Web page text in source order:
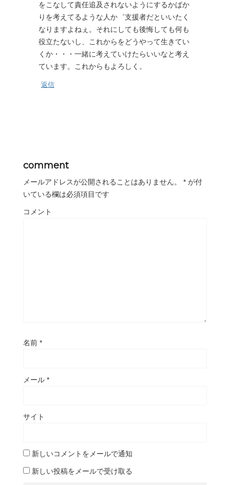
をこなして責任追及されないようにするかばか
りを考えてるような人か゛支援者だといいたく
なりますよねぇ。それにしても後悔しても何も
役立たないし、これからをどうやって生きてい
くか・・・一緒に考えていけたらいいなと考え
ています。これからもよろしく。
返信
comment
メールアドレスが公開されることはありません。 * が付
いている欄は必須項目です
コメント
名前 *
メール *
サイト
新しいコメントをメールで通知
新しい投稿をメールで受け取る